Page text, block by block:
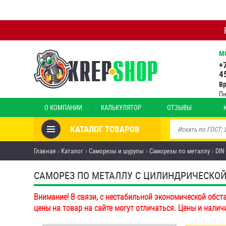
О КОМПАНИИ КАЛЬКУЛЯТОР ОТЗЫВЫ
КАТАЛОГ ТОВАРОВ
Товары со скидкой
Анкеры
Антивандальный крепёж,
инструмент
Болты и винты
Главная Каталог Саморезы и шурупы Саморезы по металлу
САМОРЕЗ ПО МЕТАЛЛУ С
Внимание! В связи, с нестабильной экономической
цены на товар на сайте могут отличаться. Цены и